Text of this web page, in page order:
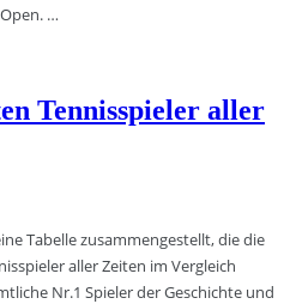
…
Tennisspieler aller
Tabelle zusammengestellt, die die
aller Zeiten im Vergleich
Nr.1 Spieler der Geschichte und